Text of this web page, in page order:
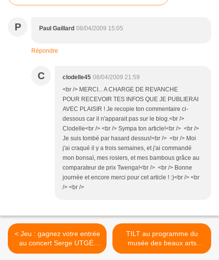
P Paul Gaillard 08/04/2009 15:05
Répondre
C clodelle45 08/04/2009 21:59
<br /> MERCI... A CHARGE DE REVANCHE
POUR RECEVOIR TES INFOS QUE JE PUBLIERAI
AVEC PLAISIR ! Je recopie ton commentaire ci-
dessous car il n'apparait pas sur le blog.<br />
Clodelle<br /> <br /> Sympa ton article!<br /> <br />
Je suis tombé par hasard dessus!<br /> <br /> Moi
j'ai craqué il y a trois semaines, et j'ai commandé
mon bonsaï, mes rosiers, et mes bambous grâce au
comparateur de prix Twenga!<br /> <br /> Bonne
journée et encore merci pour cet article ! :)<br /> <br
/> <br />
< Jeu : gagnez votre entrée
au concert Serge UTGÉ-
ROYO
TILT au programme du
musée des beaux arts
d'Orléans >